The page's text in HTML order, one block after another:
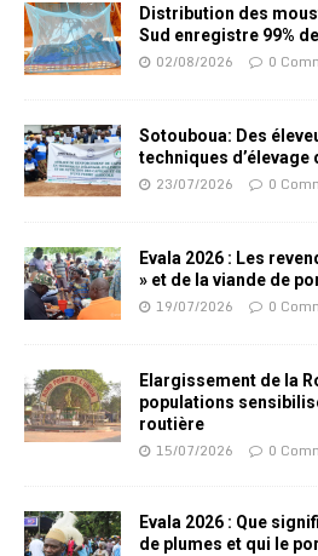
Distribution des
Sud enregistre 99%
02/08/2026 0
Sotouboua: Des
techniques d’élevage
23/07/2026 0
Evala 2026 : Les
» et de la viande de
19/07/2026 0
Elargissement de la
populations
routière
15/07/2026 0
Evala 2026 : Que
de plumes et qui le